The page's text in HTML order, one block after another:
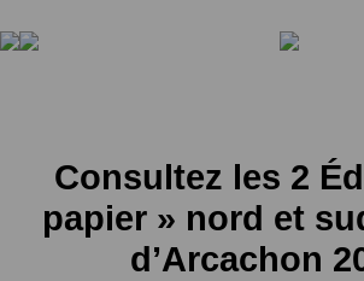
Consultez les 2
papier » nord et
d’Arcachon